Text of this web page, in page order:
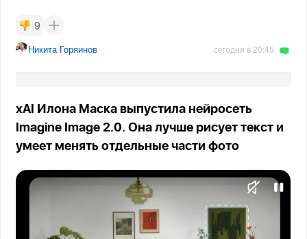
9
Никита Горяинов сегодня в 20:45
xAI Илона Маска выпустила нейросеть
Imagine Image 2.0. Она лучше рисует текст и
умеет менять отдельные части фото